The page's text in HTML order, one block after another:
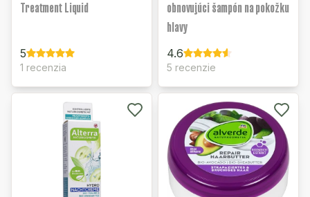
Treatment Liquid
5
1 recenzia
obnovujúci šampón na pokožku
hlavy
4.6
5 recenzie